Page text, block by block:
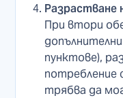
Разрастване
При втори
пунктове),
потребление
трябва да